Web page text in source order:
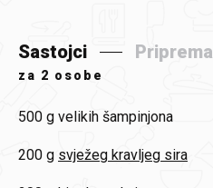
Sastojci Priprema
za 2 osobe
500 g velikih šampinjona
200 g svježeg kravljeg sira